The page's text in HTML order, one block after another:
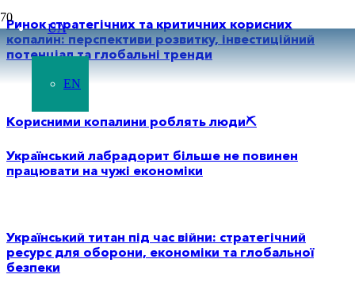
UA
EN
Ринок стратегічних та критичних корисних
копалин: перспективи розвитку, інвестиційний
потенціал та глобальні тренди
Корисними копалини роблять люди⛏️
Український лабрадорит більше не повинен
працювати на чужі економіки
Український титан під час війни: стратегічний
ресурс для оборони, економіки та глобальної
безпеки